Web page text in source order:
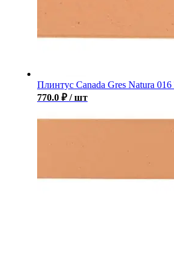
Плинтус Canada Gres Natura
770.0 ₽ / шт